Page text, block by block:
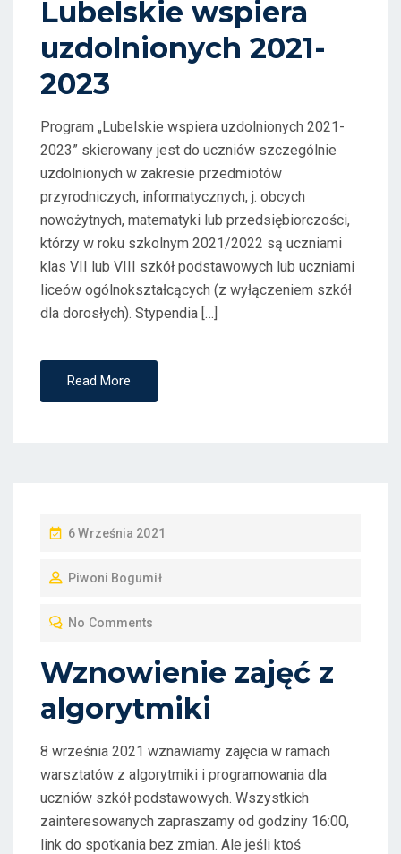
O
N
Lubelskie wspiera
uzdolnionych 2021-
2023
Program „Lubelskie wspiera uzdolnionych 2021-
2023” skierowany jest do uczniów szczególnie
uzdolnionych w zakresie przedmiotów
przyrodniczych, informatycznych, j. obcych
nowożytnych, matematyki lub przedsiębiorczości,
którzy w roku szkolnym 2021/2022 są uczniami
klas VII lub VIII szkół podstawowych lub uczniami
liceów ogólnokształcących (z wyłączeniem szkół
dla dorosłych). Stypendia […]
Read More
P
S
O
N
6 Września 2021
Piwoni Bogumił
No Comments
Wznowienie zajęć z
algorytmiki
8 września 2021 wznawiamy zajęcia w ramach
warsztatów z algorytmiki i programowania dla
uczniów szkół podstawowych. Wszystkich
zainteresowanych zapraszamy od godziny 16:00,
link do spotkania bez zmian. Ale jeśli ktoś